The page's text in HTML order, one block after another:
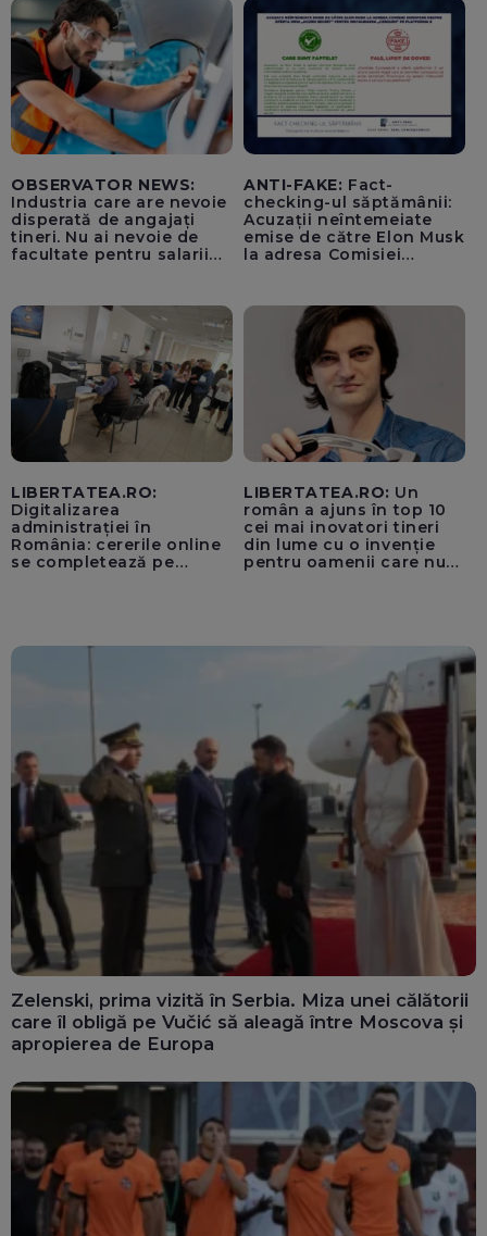
OBSERVATOR NEWS:
Industria care are nevoie
disperată de angajați
tineri. Nu ai nevoie de
facultate pentru salarii
ANTI-FAKE: Fact-
checking-ul săptămânii:
Acuzații neîntemeiate
emise de către Elon Musk
la adresa Comisiei
pentru instaurarea
„cenzurii” pe platforma X
LIBERTATEA.RO:
Digitalizarea
administrației în
România: cererile online
se completează pe
LIBERTATEA.RO: Un
român a ajuns în top 10
cei mai inovatori tineri
din lume cu o invenție
pentru oamenii care nu
Zelenski, prima vizită în Serbia. Miza unei călătorii
care îl obligă pe Vučić să aleagă între Moscova și
apropierea de Europa